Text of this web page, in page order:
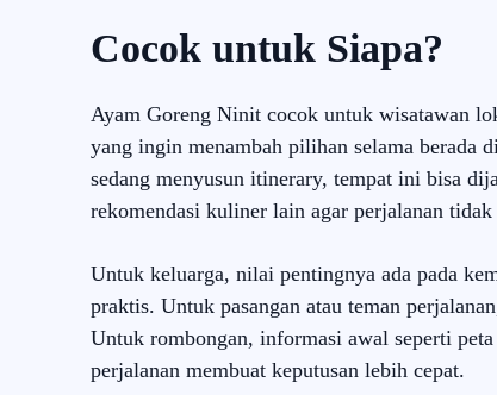
Cocok untuk Siapa?
Ayam Goreng Ninit cocok untuk wisatawan
yang ingin menambah pilihan selama berada
sedang menyusun itinerary, tempat ini bisa
rekomendasi kuliner lain agar perjalanan tidak
Untuk keluarga, nilai pentingnya ada pada
praktis. Untuk pasangan atau teman
Untuk rombongan, informasi awal seperti
perjalanan membuat keputusan lebih cepat.